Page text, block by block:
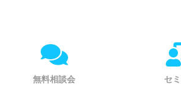
無料相談会 セ